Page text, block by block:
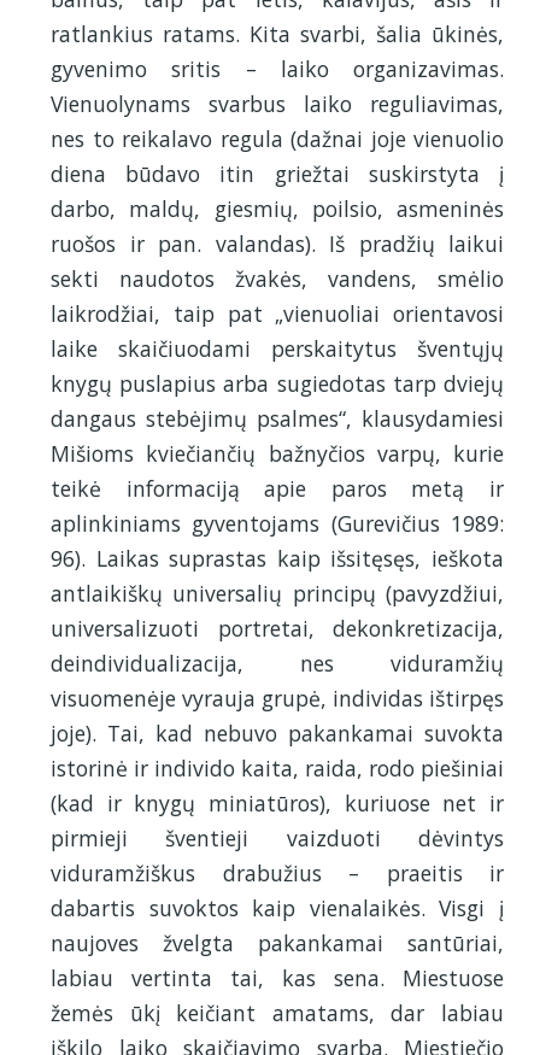
ratlankius ratams. Kita svarbi, šalia ūkinės,
gyvenimo sritis – laiko organizavimas.
Vienuolynams svarbus laiko reguliavimas,
nes to reikalavo regula (dažnai joje vienuolio
diena būdavo itin griežtai suskirstyta į
darbo, maldų, giesmių, poilsio, asmeninės
ruošos ir pan. valandas). Iš pradžių laikui
sekti naudotos žvakės, vandens, smėlio
laikrodžiai, taip pat „vienuoliai orientavosi
laike skaičiuodami perskaitytus šventųjų
knygų puslapius arba sugiedotas tarp dviejų
dangaus stebėjimų psalmes“, klausydamiesi
Mišioms kviečiančių bažnyčios varpų, kurie
teikė informaciją apie paros metą ir
aplinkiniams gyventojams (Gurevičius 1989:
96). Laikas suprastas kaip išsitęsęs, ieškota
antlaikiškų universalių principų (pavyzdžiui,
universalizuoti portretai, dekonkretizacija,
deindividualizacija, nes viduramžių
visuomenėje vyrauja grupė, individas ištirpęs
joje). Tai, kad nebuvo pakankamai suvokta
istorinė ir individo kaita, raida, rodo piešiniai
(kad ir knygų miniatūros), kuriuose net ir
pirmieji šventieji vaizduoti dėvintys
viduramžiškus drabužius – praeitis ir
dabartis suvoktos kaip vienalaikės. Visgi į
naujoves žvelgta pakankamai santūriai,
labiau vertinta tai, kas sena. Miestuose
žemės ūkį keičiant amatams, dar labiau
iškilo laiko skaičiavimo svarba. Miestiečio